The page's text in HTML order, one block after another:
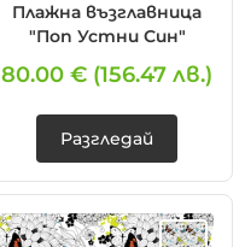
Плажна възглавница
"Поп Устни Син"
80.00 € (156.47 лв.)
Разгледай